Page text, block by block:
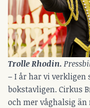
Trolle Rhodin.
– I år har vi verkligen
bokstavligen. Cirkus
och mer våghalsig